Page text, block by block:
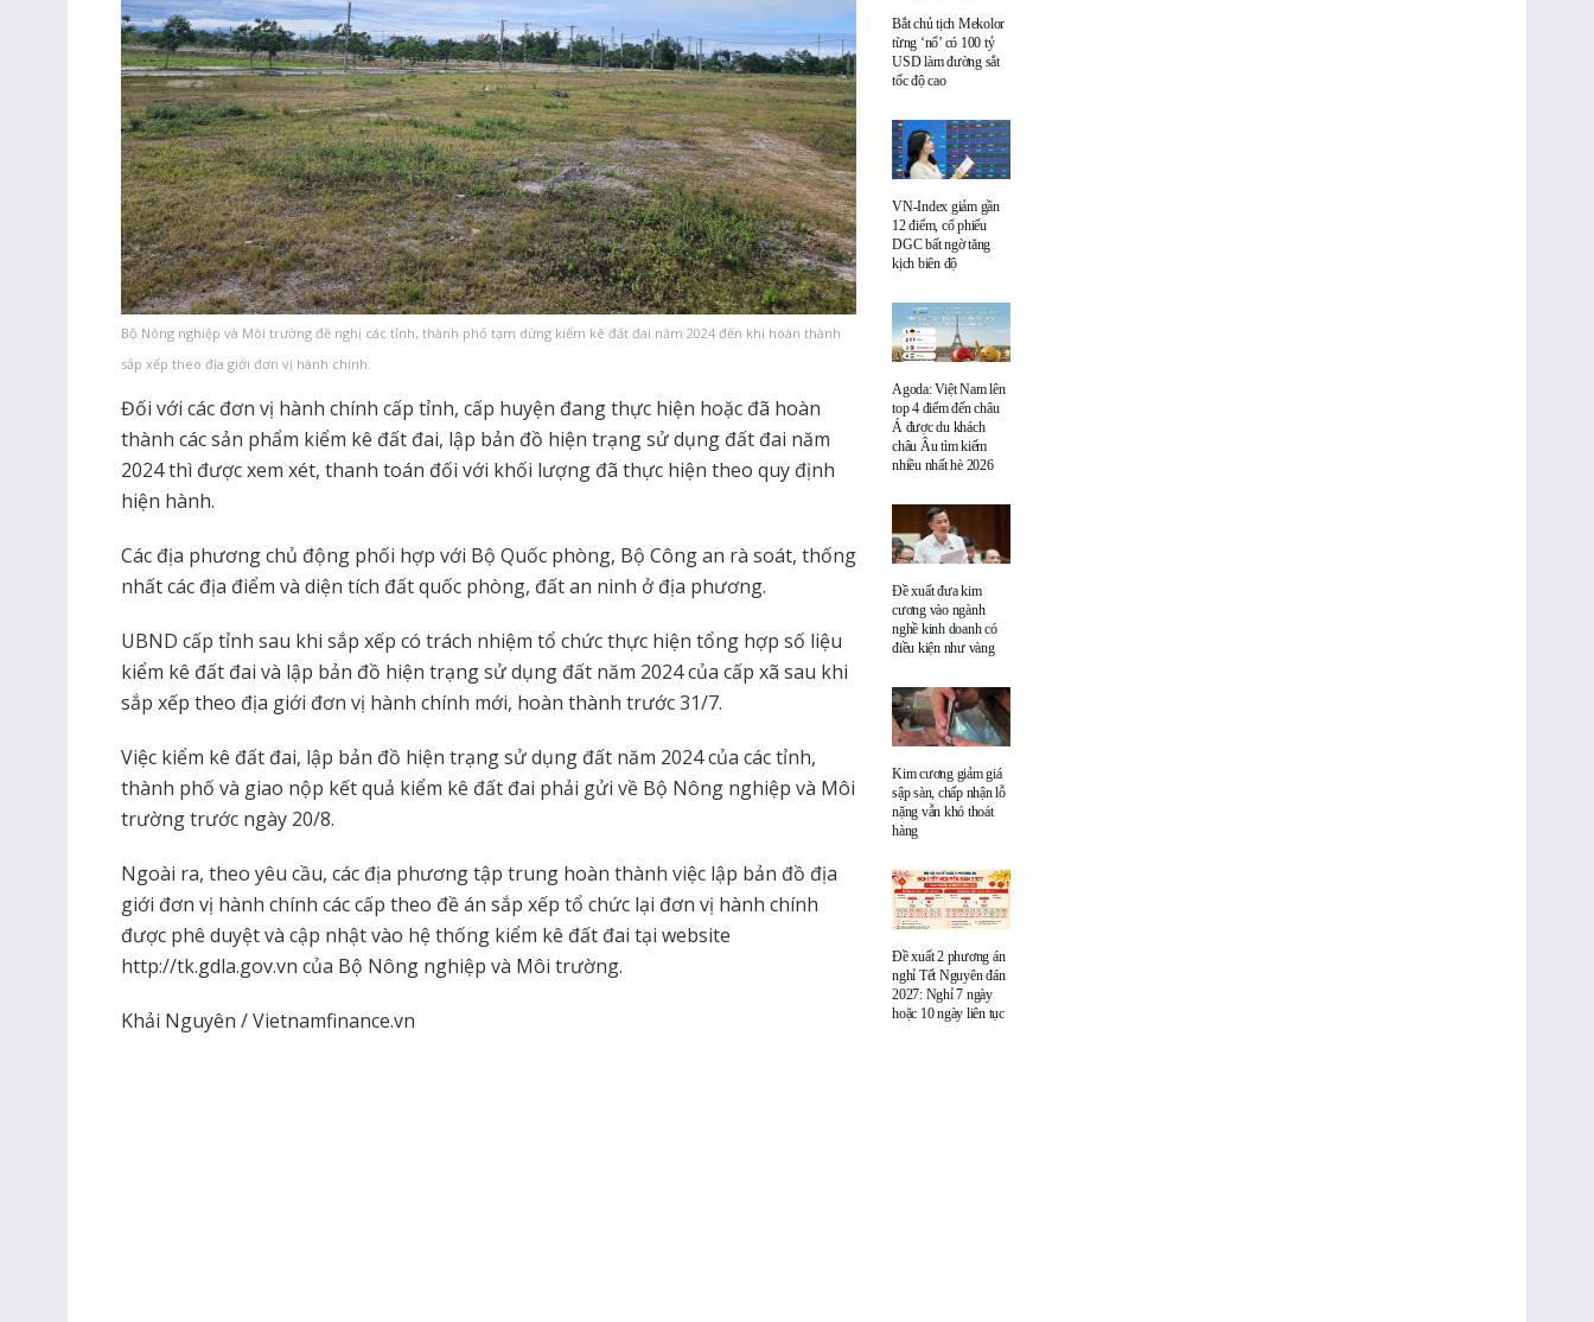
Bộ Nông nghiệp và Môi trường đề nghị các tỉnh, thành phố tạm dừng kiểm kê đất đai năm 2024 đến khi hoàn thành
sắp xếp theo địa giới đơn vị hành chính.
Đối với các đơn vị hành chính cấp tỉnh, cấp huyện đang thực hiện hoặc đã hoàn
thành các sản phẩm kiểm kê đất đai, lập bản đồ hiện trạng sử dụng đất đai năm
2024 thì được xem xét, thanh toán đối với khối lượng đã thực hiện theo quy định
hiện hành.
Các địa phương chủ động phối hợp với Bộ Quốc phòng, Bộ Công an rà soát, thống
nhất các địa điểm và diện tích đất quốc phòng, đất an ninh ở địa phương.
UBND cấp tỉnh sau khi sắp xếp có trách nhiệm tổ chức thực hiện tổng hợp số liệu
kiểm kê đất đai và lập bản đồ hiện trạng sử dụng đất năm 2024 của cấp xã sau khi
sắp xếp theo địa giới đơn vị hành chính mới, hoàn thành trước 31/7.
Việc kiểm kê đất đai, lập bản đồ hiện trạng sử dụng đất năm 2024 của các tỉnh,
thành phố và giao nộp kết quả kiểm kê đất đai phải gửi về Bộ Nông nghiệp và Môi
trường trước ngày 20/8.
Ngoài ra, theo yêu cầu, các địa phương tập trung hoàn thành việc lập bản đồ địa
giới đơn vị hành chính các cấp theo đề án sắp xếp tổ chức lại đơn vị hành chính
được phê duyệt và cập nhật vào hệ thống kiểm kê đất đai tại website
http://tk.gdla.gov.vn của Bộ Nông nghiệp và Môi trường.
Khải Nguyên / Vietnamfinance.vn
Bắt chủ tịch Mekolor
từng ‘nổ’ có 100 tỷ
USD làm đường sắt
tốc độ cao
VN-Index giảm gần
12 điểm, cổ phiếu
DGC bất ngờ tăng
kịch biên độ
Agoda: Việt Nam lên
top 4 điểm đến châu
Á được du khách
châu Âu tìm kiếm
nhiều nhất hè 2026
Đề xuất đưa kim
cương vào ngành
nghề kinh doanh có
điều kiện như vàng
Kim cương giảm giá
sập sàn, chấp nhận lỗ
nặng vẫn khó thoát
hàng
Đề xuất 2 phương án
nghỉ Tết Nguyên đán
2027: Nghỉ 7 ngày
hoặc 10 ngày liên tục